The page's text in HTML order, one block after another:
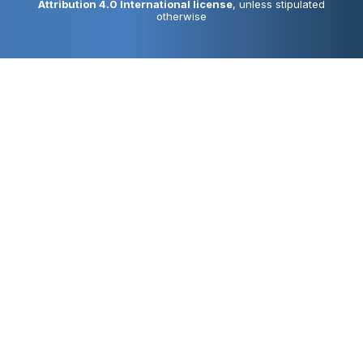
Attribution 4.0 International license, unless stipulated
otherwise